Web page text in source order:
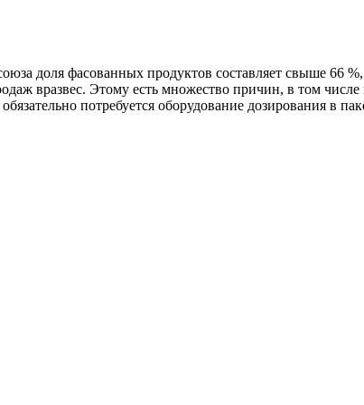
доля фасованных продуктов составляет свыше 66
вразвес. Этому есть множество причин, в том числе
потребуется оборудование дозирования в